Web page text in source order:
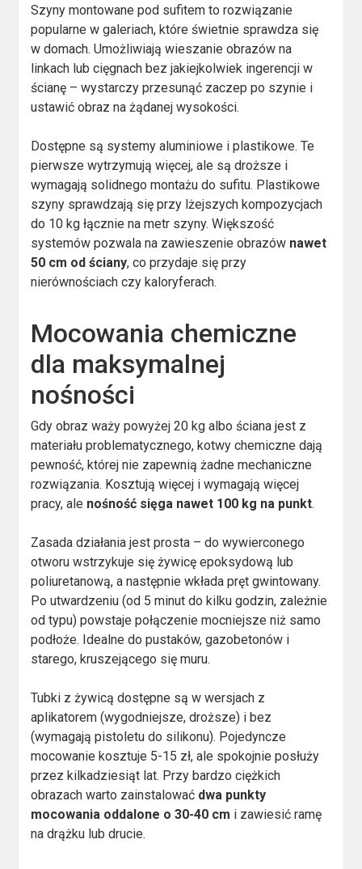
Szyny montowane pod sufitem to rozwiązanie
popularne w galeriach, które świetnie sprawdza się
w domach. Umożliwiają wieszanie obrazów na
linkach lub cięgnach bez jakiejkolwiek ingerencji w
ścianę – wystarczy przesunąć zaczep po szynie i
ustawić obraz na żądanej wysokości.
Dostępne są systemy aluminiowe i plastikowe. Te
pierwsze wytrzymują więcej, ale są droższe i
wymagają solidnego montażu do sufitu. Plastikowe
szyny sprawdzają się przy lżejszych kompozycjach
do 10 kg łącznie na metr szyny. Większość
systemów pozwala na zawieszenie obrazów nawet
50 cm od ściany, co przydaje się przy
nierównościach czy kaloryferach.
Mocowania chemiczne
dla maksymalnej
nośności
Gdy obraz waży powyżej 20 kg albo ściana jest z
materiału problematycznego, kotwy chemiczne dają
pewność, której nie zapewnią żadne mechaniczne
rozwiązania. Kosztują więcej i wymagają więcej
pracy, ale nośność sięga nawet 100 kg na punkt.
Zasada działania jest prosta – do wywierconego
otworu wstrzykuje się żywicę epoksydową lub
poliuretanową, a następnie wkłada pręt gwintowany.
Po utwardzeniu (od 5 minut do kilku godzin, zależnie
od typu) powstaje połączenie mocniejsze niż samo
podłoże. Idealne do pustaków, gazobetonów i
starego, kruszejącego się muru.
Tubki z żywicą dostępne są w wersjach z
aplikatorem (wygodniejsze, droższe) i bez
(wymagają pistoletu do silikonu). Pojedyncze
mocowanie kosztuje 5-15 zł, ale spokojnie posłuży
przez kilkadziesiąt lat. Przy bardzo ciężkich
obrazach warto zainstalować dwa punkty
mocowania oddalone o 30-40 cm i zawiesić ramę
na drążku lub drucie.